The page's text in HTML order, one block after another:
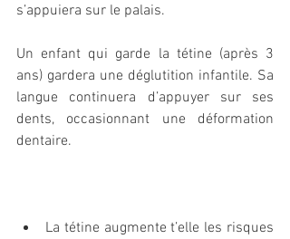
s’appuiera sur le palais.
Un enfant qui garde la tétine (après 3
ans) gardera une déglutition infantile. Sa
langue continuera d’appuyer sur ses
dents, occasionnant une déformation
dentaire.
La tétine augmente t’elle les risques